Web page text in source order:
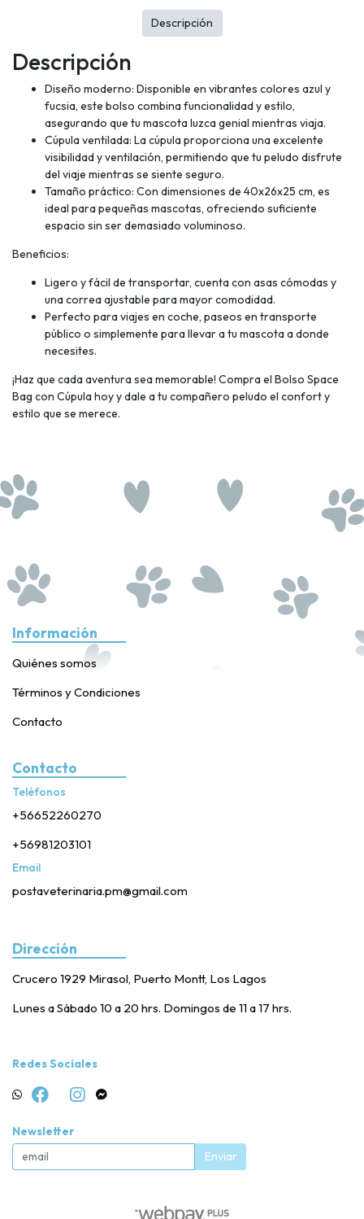
Descripción
Diseño moderno: Disponible en vibrantes colores azul y
fucsia, este bolso combina funcionalidad y estilo,
asegurando que tu mascota luzca genial mientras viaja.
Cúpula ventilada: La cúpula proporciona una excelente
visibilidad y ventilación, permitiendo que tu peludo disfrute
del viaje mientras se siente seguro.
Tamaño práctico: Con dimensiones de 40x26x25 cm, es
ideal para pequeñas mascotas, ofreciendo suficiente
espacio sin ser demasiado voluminoso.
Beneficios:
Ligero y fácil de transportar, cuenta con asas cómodas y
una correa ajustable para mayor comodidad.
Perfecto para viajes en coche, paseos en transporte
público o simplemente para llevar a tu mascota a donde
necesites.
¡Haz que cada aventura sea memorable! Compra el Bolso Space
Bag con Cúpula hoy y dale a tu compañero peludo el confort y
estilo que se merece.
Descripción
Información
Quiénes somos
Términos y Condiciones
Contacto
Contacto
Teléfonos
+56652260270
+56981203101
Email
postaveterinaria.pm@gmail.com
Dirección
Crucero 1929 Mirasol, Puerto Montt, Los Lagos
Lunes a Sábado 10 a 20 hrs. Domingos de 11 a 17 hrs.
Redes Sociales
Newsletter
Enviar